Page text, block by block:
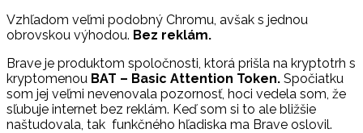
Vzhľadom veľmi podobný Chromu, avšak s jednou
obrovskou výhodou. Bez reklám.
Brave je produktom spoločnosti, ktorá prišla na kryptotrh s
kryptomenou BAT – Basic Attention Token. Spočiatku
som jej veľmi nevenovala pozornosť, hoci vedela som, že
sľubuje internet bez reklám. Keď som si to ale bližšie
naštudovala, tak funkčného hľadiska ma Brave oslovil.